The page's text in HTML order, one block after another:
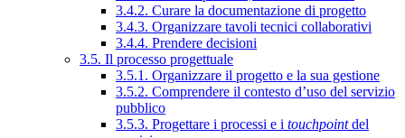
3.4.2. Curare la documentazione di progetto
3.4.3. Organizzare tavoli tecnici collaborativi
3.4.4. Prendere decisioni
3.5. Il processo progettuale
3.5.1. Organizzare il progetto e la sua gestione
3.5.2. Comprendere il contesto d’uso del servizio
pubblico
3.5.3. Progettare i processi e i touchpointdel